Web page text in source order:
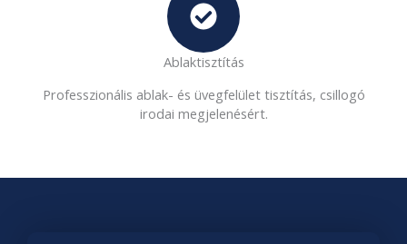
Ablaktisztítás
Professzionális ablak- és üvegfelület tisztítás, csillogó
irodai megjelenésért.